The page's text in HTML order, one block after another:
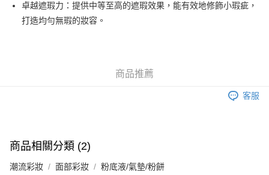
WeChat Pay
銀行匯款 請將存款存到以下銀行帳戶，並於存款單據寫上訂單編號後電郵至
eshop@colourmix-cosmetics.com** **我們不會處理沒有提供存款單據的訂
單。 如果訂購後七個工作天內我們未能收到有關存款，有關訂單將被取消。
付款後順豐站及營業點取貨
卓越遮瑕力：提供中等至高的遮瑕效果，能有效地修飾小瑕疵，
打造均勻無瑕的妝容。
商品推薦
客服
商品相關分類 (2)
潮流彩妝 面部彩妝 粉底液/氣墊/粉餅